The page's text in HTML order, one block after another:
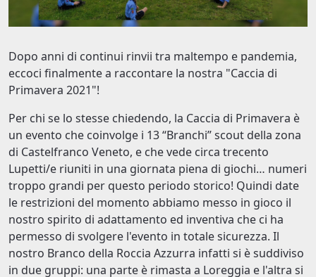
Dopo anni di continui rinvii tra maltempo e pandemia,
eccoci finalmente a raccontare la nostra "Caccia di
Primavera 2021"!
Per chi se lo stesse chiedendo, la Caccia di Primavera è
un evento che coinvolge i 13 “Branchi” scout della zona
di Castelfranco Veneto, e che vede circa trecento
Lupetti/e riuniti in una giornata piena di giochi… numeri
troppo grandi per questo periodo storico! Quindi date
le restrizioni del momento abbiamo messo in gioco il
nostro spirito di adattamento ed inventiva che ci ha
permesso di svolgere l'evento in totale sicurezza. Il
nostro Branco della Roccia Azzurra infatti si è suddiviso
in due gruppi: una parte è rimasta a Loreggia e l'altra si